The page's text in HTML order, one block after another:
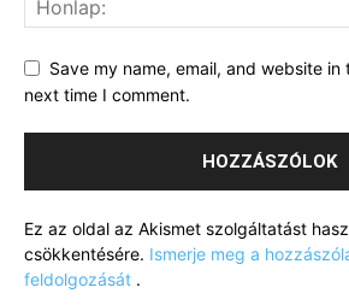
Save my name, email, and website
next time I comment.
Ez az oldal az Akismet szolgáltatást
csökkentésére. Ismerje meg a
feldolgozását .